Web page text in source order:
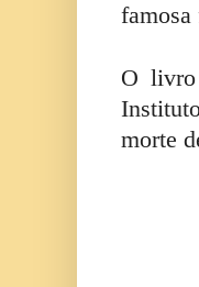
O livro
morte